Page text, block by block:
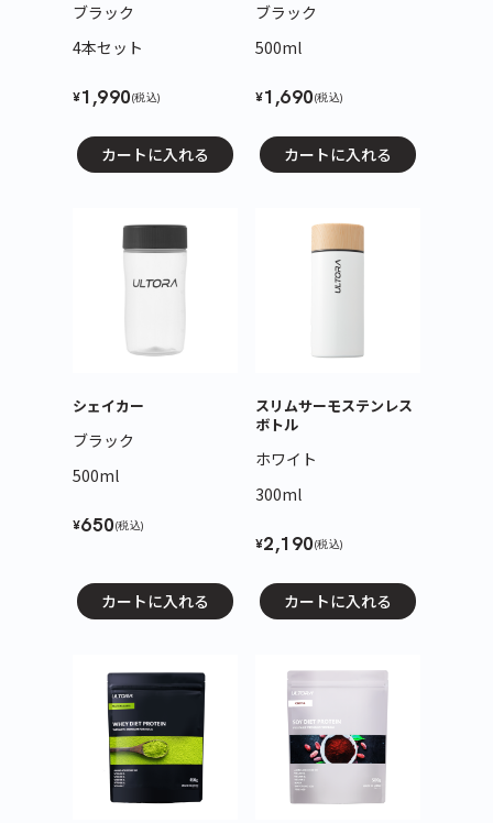
ブラック
4本セット
¥1,990(税込)
カートに入れる
ブラック
500ml
¥1,690(税込)
カートに入れる
シェイカー
ブラック
500ml
¥650(税込)
カートに入れる
スリムサーモステンレス
ボトル
ホワイト
300ml
¥2,190(税込)
カートに入れる